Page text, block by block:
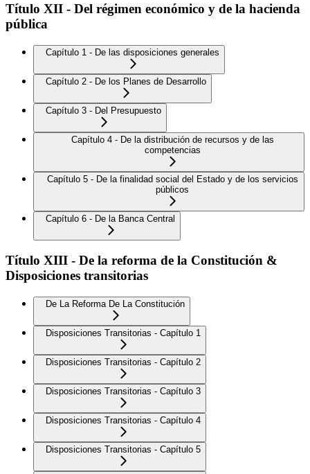
Título XII - Del régimen económico y de la hacienda
pública
Capítulo 1 - De las disposiciones generales
Capítulo 2 - De los Planes de Desarrollo
Capítulo 3 - Del Presupuesto
Capítulo 4 - De la distribución de recursos y de las
competencias
Capítulo 5 - De la finalidad social del Estado y de los servicios
públicos
Capítulo 6 - De la Banca Central
Título XIII - De la reforma de la Constitución &
Disposiciones transitorias
De La Reforma De La Constitución
Disposiciones Transitorias - Capítulo 1
Disposiciones Transitorias - Capítulo 2
Disposiciones Transitorias - Capítulo 3
Disposiciones Transitorias - Capítulo 4
Disposiciones Transitorias - Capítulo 5